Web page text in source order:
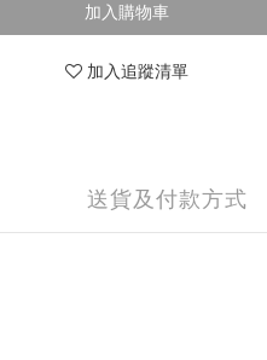
加入購物車
加入追蹤清單
送貨及付款方式